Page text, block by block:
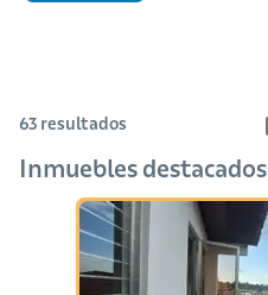
63 resultados
Inmuebles destacados